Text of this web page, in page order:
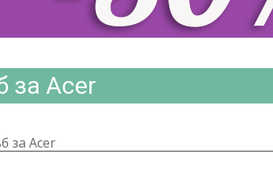
за Acer
за Acer